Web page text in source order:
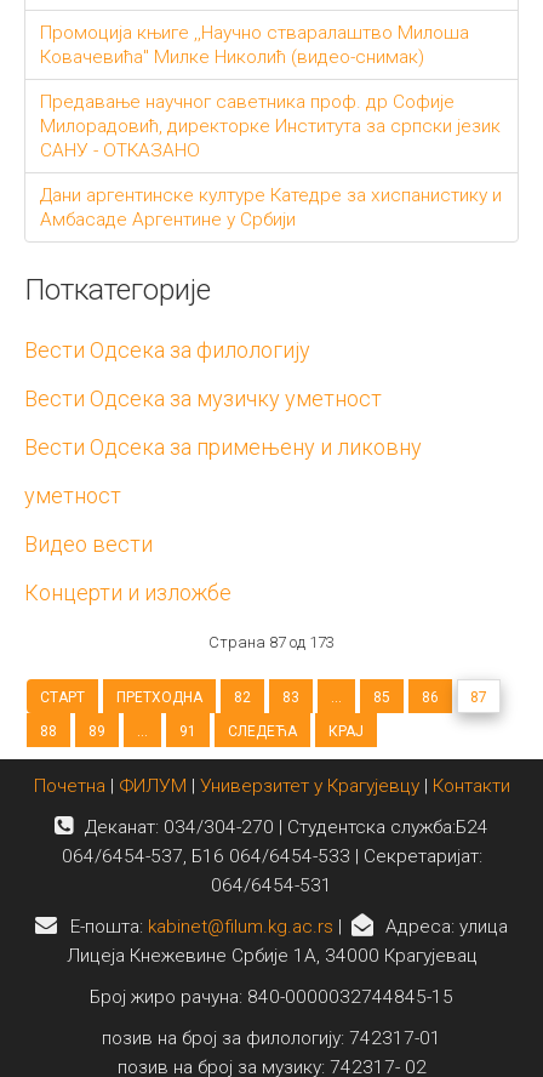
Промоција књиге ,,Научно стваралаштво Милоша
Ковачевића" Милке Николић (видео-снимак)
Предавање научног саветника проф. др Софије
Милорадовић, директорке Института за српски језик
САНУ - ОТКАЗАНО
Дани аргентинске културе Катедре за хиспанистику и
Амбасаде Аргентине у Србији
Поткатегорије
Вести Одсека за филологију
Вести Одсека за музичку уметност
Вести Одсека за примењену и ликовну
уметност
Видео вести
Концерти и изложбе
Страна 87 од 173
СТАРТ ПРЕТХОДНА 82 83 ... 85 86
87
88
89 ... 91 СЛЕДЕЋА КРАЈ
Почетна | ФИЛУМ | Универзитет у Крагујевцу| Контакти
Деканат: 034/304-270 | Студентска служба:Б24
064/6454-537, Б16 064/6454-533 | Секретаријат:
064/6454-531
E-пошта: kabinet@filum.kg.ac.rs |
Адреса: улица
Лицеја Кнежевине Србије 1А, 34000 Крагујевац
Број жиро рачуна: 840-0000032744845-15
позив на број за филологију: 742317-01
позив на број за музику: 742317- 02